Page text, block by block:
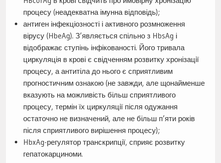
процесу (неадекватна імунна відповідь);
антиген інфекціозності і активного розмноження
вірусу (HbeAg). З’являється спільно з HbsAg і
відображає ступінь інфікованості. Його тривала
циркуляція в крові є свідченням розвитку хронізації
процесу, а антитіла до нього є сприятливим
прогностичним ознакою (не завжди, але щонайменше
вказують на можливість більш сприятливого
процесу, термін їх циркуляції після одужання
остаточно не визначений, але не більш п’яти років
після сприятливого вирішення процесу);
HbxAg-регулятор транскрипції, сприяє розвитку
гепатокарциноми.